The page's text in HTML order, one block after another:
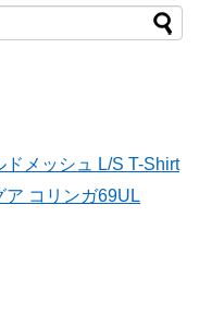
メッシュ L/S T-Shirt
ア コリンガ69UL